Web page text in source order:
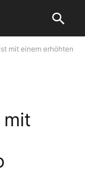
mit einem erhöhten
mit